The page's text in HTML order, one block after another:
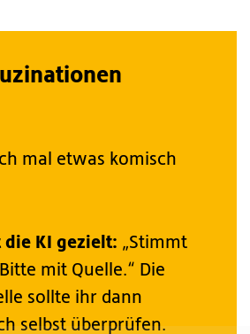
mal etwas komisch
die KI gezielt: „Stimmt
mit Quelle.“ Die
sollte ihr dann
selbst überprüfen.